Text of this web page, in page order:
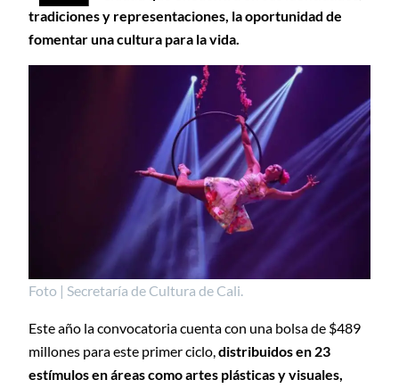
tradiciones y representaciones, la oportunidad de
fomentar una cultura para la vida.
Foto | Secretaría de Cultura de Cali.
Este año la convocatoria cuenta con una bolsa de $489
millones para este primer ciclo,distribuidos en 23
estímulos en áreas como artes plásticas y visuales,